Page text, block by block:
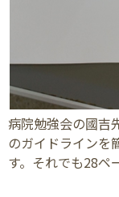
病院勉強会の國吉
のガイドラインを
す。それでも28ペ